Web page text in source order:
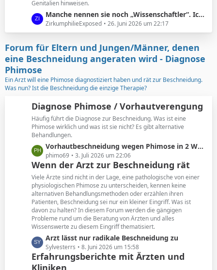
r
ä
g
e
e
i
t
ä
g
e
Genitalien hinweisen.
L
e
t
t
e
B
e
i
t
r
ä
g
e
Manche nennen sie noch „Wissenschaftler“. Ich nenne sie geldgesteuerte Marionetten.
ZirkumphilieExposed 26. Juni 2026 um 22:17
Forum für Eltern und Jungen/Männer, denen
eine Beschneidung angeraten wird - Diagnose
Phimose
Ein Arzt will eine Phimose diagnostiziert haben und rät zur Beschneidung.
Was nun? Ist die Beschneidung die einzige Therapie?
Diagnose Phimose / Vorhautverengung
Häufig führt die Diagnose zur Beschneidung. Was ist eine
Phimose wirklich und was ist sie nicht? Es gibt alternative
Behandlungen.
L
e
t
z
t
e
B
e
i
r
ä
g
Vorhautbeschneidung wegen Phimose in 2 Wochen
phimo69 3. Juli 2026 um 22:06
Wenn der Arzt zur Beschneidung rät
Viele Ärzte sind nicht in der Lage, eine pathologische von einer
physiologischen Phimose zu unterscheiden, kennen keine
alternativen Behandlungsmethoden oder erzählen ihren
Patienten, Beschneidung sei nur ein kleiner Eingriff. Was ist
davon zu halten? In diesem Forum werden die gängigen
Probleme rund um die Beratung von Ärzten und alles
Wissenswerte zu diesem Eingriff thematisiert.
L
e
t
z
Arzt lässt nur radikale Beschneidung zu
Sylvesterrs 8. Juni 2026 um 15:58
Erfahrungsberichte mit Ärzten und
Kliniken